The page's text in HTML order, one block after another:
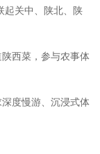
起关中、陕北、陕
西菜，参与农事体
度慢游、沉浸式体